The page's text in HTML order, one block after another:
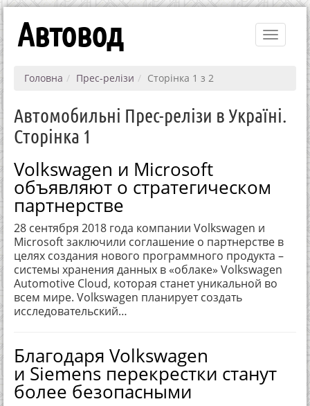
Toggle
Автовод
Головна Прес-релізи Сторінка 1 з 2
Автомобильні Прес-релізи в Україні.
Сторінка 1
Volkswagen и Microsoft
объявляют о стратегическом
партнерстве
28 сентября 2018 года компании Volkswagen и
Microsoft заключили соглашение о партнерстве в
целях создания нового программного продукта –
системы хранения данных в «облаке» Volkswagen
Automotive Cloud, которая станет уникальной во
всем мире. Volkswagen планирует создать
исследовательский…
Благодаря Volkswagen
и Siemens перекрестки станут
более безопасными